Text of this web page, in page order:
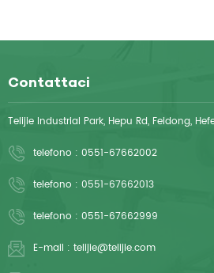
Contattaci
Telijie Industrial Park, Hepu Rd, Feidong,
telefono : 0551-67662002
telefono : 0551-67662013
telefono : 0551-67662999
E-mail : telijie@telijie.com